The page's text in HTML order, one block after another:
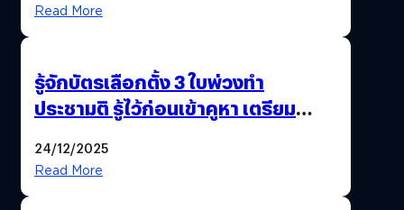
Read More
รู้จักบัตรเลือกตั้ง 3 ใบพ่วงทำ
ประชามติ รู้ไว้ก่อนเข้าคูหา เตรียม
24/12/2025
Read More